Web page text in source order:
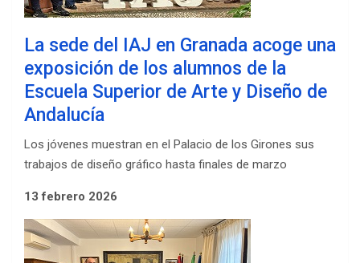
La sede del IAJ en Granada acoge una
exposición de los alumnos de la
Escuela Superior de Arte y Diseño de
Andalucía
Los jóvenes muestran en el Palacio de los Girones sus
trabajos de diseño gráfico hasta finales de marzo
13 febrero 2026